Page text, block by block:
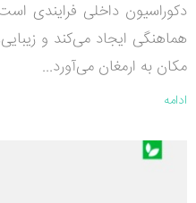
دکوراسیون داخلی فرایندی
هماهنگی ایجاد می‌کند و
مکان به ارمغان می‌آورد...
ادامه